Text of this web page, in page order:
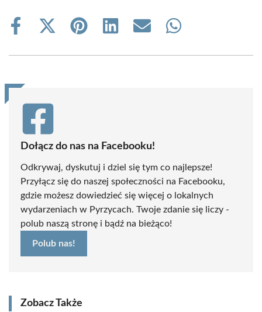
Share
Share
(Twitter)
Share
Share
Share
Share
Dołącz do nas na Facebooku!
Odkrywaj, dyskutuj i dziel się tym co najlepsze!
Przyłącz się do naszej społeczności na Facebooku,
gdzie możesz dowiedzieć się więcej o lokalnych
wydarzeniach w Pyrzycach. Twoje zdanie się liczy -
polub naszą stronę i bądź na bieżąco!
Polub nas!
Zobacz Także